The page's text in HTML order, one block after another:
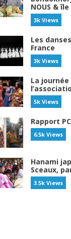
NOUS &
3k Views
Les
France
3k Views
La
5k Views
Rapport
6.5k Views
Hanami
Sceaux,
3.5k Views